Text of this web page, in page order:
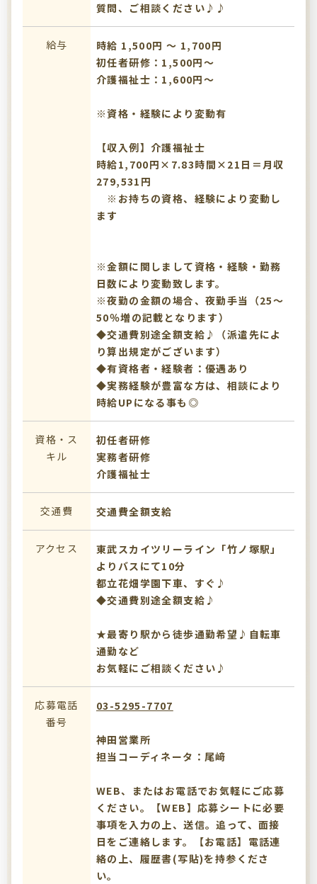
質問、ご相談ください♪♪
給与
時給 1,500円 〜 1,700円
初任者研修：1,500円～
介護福祉士：1,600円～
※資格・経験により変動有
【収入例】介護福祉士
時給1,700円×7.83時間×21日＝月収
279,531円
※お持ちの資格、経験により変動し
ます
※金額に関しまして資格・経験・勤務
日数により変動致します。
※夜勤の金額の場合、夜勤手当（25～
50％増の記載となります）
◆交通費別途全額支給♪（派遣先によ
り算出規定がございます）
◆有資格者・経験者：優遇あり
◆実務経験が豊富な方は、相談により
時給UPになる事も◎
資格・ス
キル
初任者研修
実務者研修
介護福祉士
交通費 交通費全額支給
アクセス
東武スカイツリーライン「竹ノ塚駅」
よりバスにて10分
都立花畑学園下車、すぐ♪
◆交通費別途全額支給♪
★最寄り駅から徒歩通勤希望♪自転車
通勤など
お気軽にご相談ください♪
応募電話
番号
03-5295-7707
神田営業所
担当コーディネータ：尾﨑
WEB、またはお電話でお気軽にご応募
ください。【WEB】応募シートに必要
事項を入力の上、送信。追って、面接
日をご連絡します。【お電話】電話連
絡の上、履歴書(写貼)を持参くださ
い。